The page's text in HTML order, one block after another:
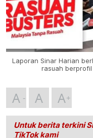
Laporan Sinar Harian
rasuah
A A A
Untuk berita terkini
TikTokkami